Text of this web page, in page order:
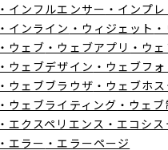
・インフルエンサー ・インプ
・インライン ・ウィジェット
・ウェブ ・ウェブアプリ ・ウ
・ウェブデザイン ・ウェブフ
・ウェブブラウザ ・ウェブホ
・ウェブライティング ・ウェ
・エクスペリエンス ・エコシ
・エラー ・エラーページ